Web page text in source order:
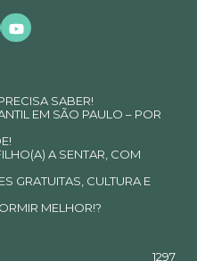
SABER!
EM SÃO PAULO – POR
A SENTAR, COM
GRATUITAS, CULTURA E
MELHOR!?
1297